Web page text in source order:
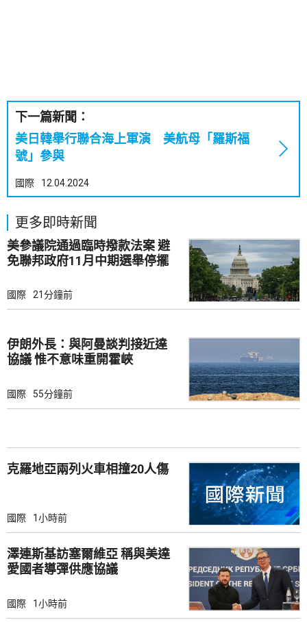
下一篇新聞：
美日韓舉行聯合海上軍演 美航母「羅斯福
號」參與
國際 12.04.2024
更多即時新聞
美參議院通過臨時撥款法案 避
免聯邦政府11月中期選舉停擺
國際 21分鐘前
伊朗外長：與阿曼談判接近達
協議 惟不意味重開霍峽
國際 55分鐘前
克羅地亞兩列火車相撞20人傷
國際 1小時前
澤連斯基訪塞爾維亞 稱與美達
愛國者導彈供應協議
國際 1小時前